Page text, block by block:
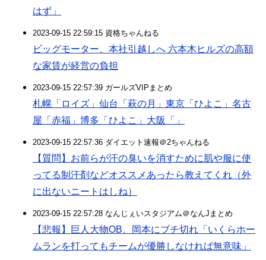
はず」
2023-09-15 22:59:15 資格ちゃんねる
ビッグモーター、本社引越しへ 六本木ヒルズの高額
な家賃が経営の負担
2023-09-15 22:57:39 ガールズVIPまとめ
札幌「ロイズ」仙台「萩の月」東京「ひよこ」名古
屋「赤福」博多「ひよこ」大阪「」
2023-09-15 22:57:36 ダイエット速報＠2ちゃんねる
【質問】お前らが汗の臭いを消すために肌や服に使
ってる制汗剤などオススメあったら教えてくれ（外
に出ないニートはしね）
2023-09-15 22:57:28 なんじぇいスタジアム＠なんJまとめ
【悲報】巨人大物OB、岡本にブチ切れ「いくらホー
ムランを打ってもチームが優勝しなければ無意味」